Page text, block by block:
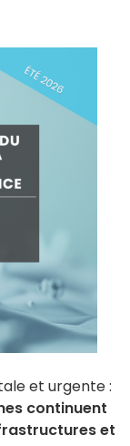
et urgente :
continuent
et